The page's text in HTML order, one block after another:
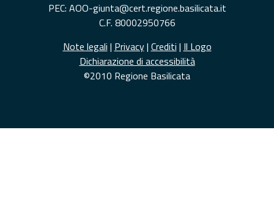
PEC: AOO-giunta@cert.regione.basilicata.it
C.F. 80002950766
Note legali | Privacy| Crediti | Il Logo
Dichiarazione di accessibilità
©2010 Regione Basilicata